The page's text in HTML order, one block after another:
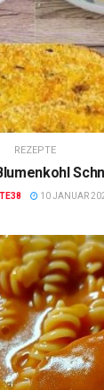
REZEPTE
10 JANUAR